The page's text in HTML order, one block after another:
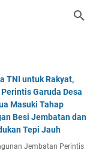
TNI untuk Rakyat,
Garuda Desa
Masuki Tahap
Besi Jembatan dan
Tepi Jauh
Jembatan Perintis